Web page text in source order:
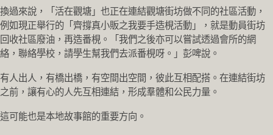
換過來說，「活在觀塘」也正在連結觀塘街坊做不同的社區活動，
例如現正舉行的「齊撐真小販之我要手造梘活動」，就是動員街坊
回收社區廢油，再造番梘。「我們之後亦可以嘗試透過會所的網
絡，聯絡學校，請學生幫我們去派番梘呀。」彭啤說。
有人出人，有橋出橋，有空間出空間，彼此互相配搭。在連結街坊
之前，讓有心的人先互相連結，形成羣體和公民力量。
這可能也是本地故事館的重要方向。